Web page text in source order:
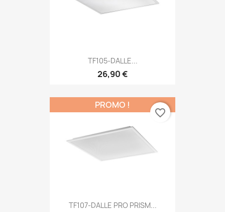
TF105-DALLE...
26,90 €
TF107-DALLE PRO PRISM...
PROMO !
favorite_border